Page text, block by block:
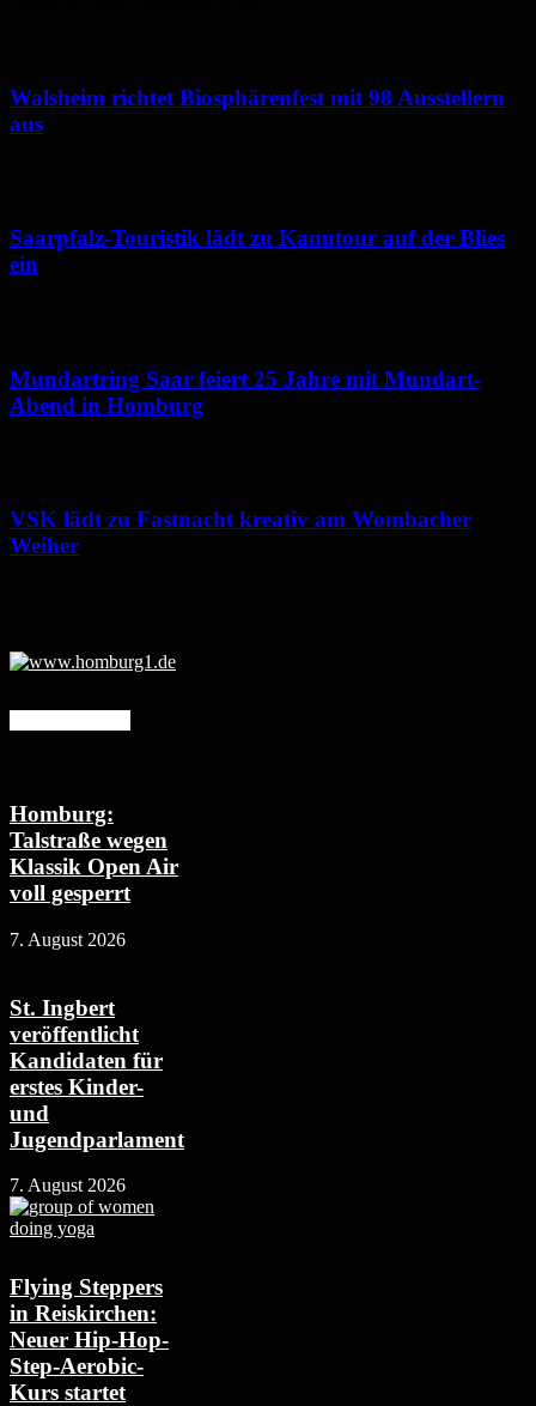
Walsheim richtet Biosphärenfest mit 98 Ausstellern
aus
Saarpfalz-Touristik lädt zu Kanutour auf der Blies
ein
Mundartring Saar feiert 25 Jahre mit Mundart-
Abend in Homburg
VSK lädt zu Fastnacht kreativ am Wombacher
Weiher
Homburg:
Talstraße wegen
Klassik Open Air
voll gesperrt
7. August 2026
St. Ingbert
veröffentlicht
Kandidaten für
erstes Kinder-
und
Jugendparlament
7. August 2026
Flying Steppers
in Reiskirchen:
Neuer Hip-Hop-
Step-Aerobic-
Kurs startet